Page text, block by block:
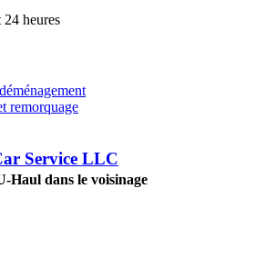
heures
remorquage
Service LLC
Haul dans le voisinage